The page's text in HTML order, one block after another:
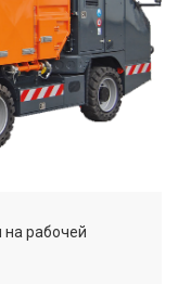
на рабочей